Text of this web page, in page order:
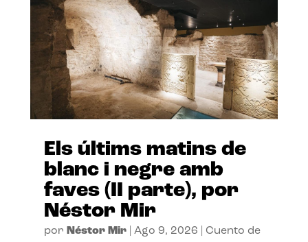
Els últims matins de
blanc i negre amb
faves (II parte), por
Néstor Mir
por Néstor Mir| Ago 9, 2026
Cuento de